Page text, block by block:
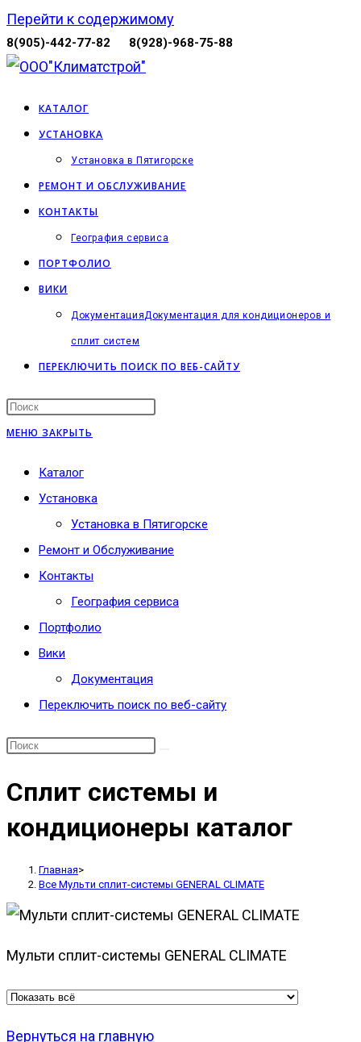
Перейти к содержимому
8(905)-442-77-82 8(928)-968-75-88
КАТАЛОГ
УСТАНОВКА
Установка в Пятигорске
РЕМОНТ И ОБСЛУЖИВАНИЕ
КОНТАКТЫ
География сервиса
ПОРТФОЛИО
ВИКИ
ДокументацияДокументация для кондиционеров и
сплит систем
ПЕРЕКЛЮЧИТЬ ПОИСК ПО ВЕБ-САЙТУ
МЕНЮ ЗАКРЫТЬ
Каталог
Установка
Установка в Пятигорске
Ремонт и Обслуживание
Контакты
География сервиса
Портфолио
Вики
Документация
Переключить поиск по веб-сайту
Сплит системы и
кондиционеры каталог
Главная>
Все Мульти сплит-системы GENERAL CLIMATE
Мульти сплит-системы GENERAL CLIMATE
Вернуться на главную